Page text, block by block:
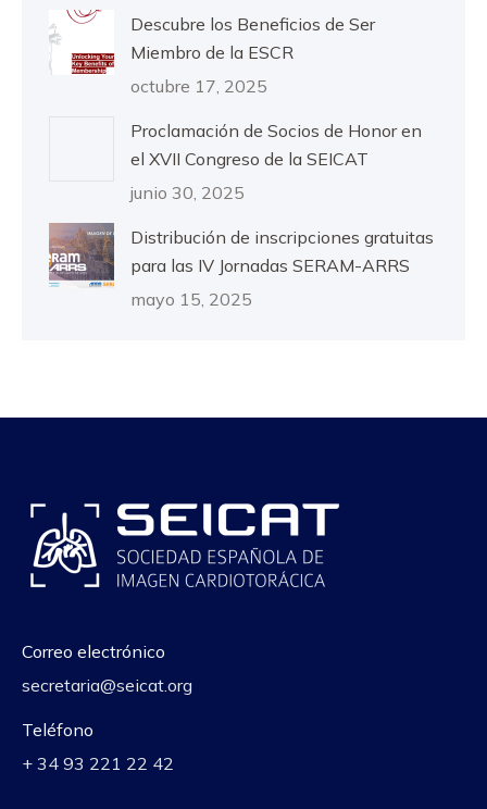
Descubre los Beneficios de Ser
Miembro de la ESCR
octubre 17, 2025
Proclamación de Socios de Honor en
el XVII Congreso de la SEICAT
junio 30, 2025
Distribución de inscripciones gratuitas
para las IV Jornadas SERAM-ARRS
mayo 15, 2025
Correo electrónico
secretaria@seicat.org
Teléfono
+ 34 93 221 22 42